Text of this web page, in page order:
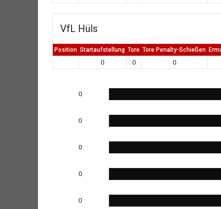
VfL Hüls
Position Startaufstellung Tore Tore Penalty-Schießen
0 0 0
0
0
0
0
0